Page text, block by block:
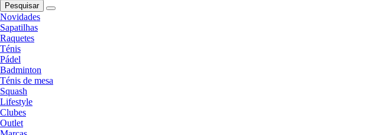
Pesquisar
Novidades
Sapatilhas
Raquetes
Ténis
Pádel
Badminton
Ténis de mesa
Squash
Lifestyle
Clubes
Outlet